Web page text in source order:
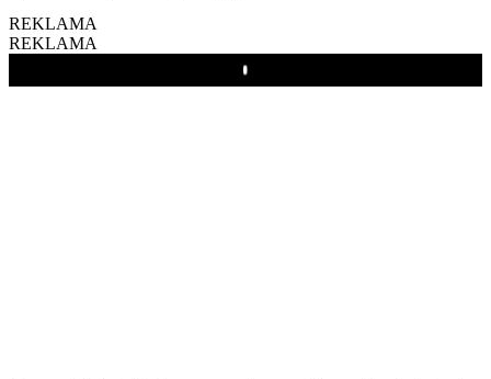
REKLAMA
REKLAMA
Play